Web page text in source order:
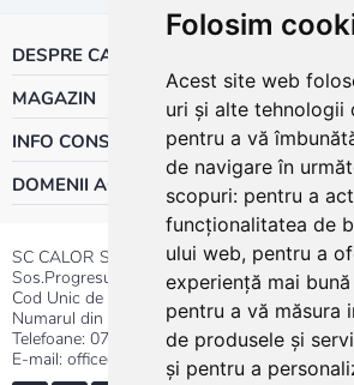
Folosim
Acest site web
uri și alte tehnologii
pentru a vă
de navigare în
scopuri: pentru a
funcționalitatea de
ului web, pentru a
experiență mai
pentru a vă măsura
de produsele și
și pentru a
DESPRE CALOR
MAGAZIN
INFO CONSUMATOR
DOMENII ACTIVITATE
SC CALOR SRL
Sos.Progresului nr.30-40, Sector 5, Bucuresti
Cod Unic de Inregistrare: RO 3004724
Numarul din Registrul Comertului:J40/13176/
Telefoane: 0737.23.44.44|021.411.44.44
E-mail: office@calor.ro